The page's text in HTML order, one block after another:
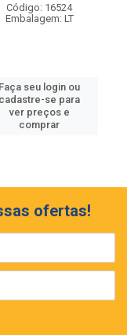
Código: 16524
Embalagem: LT
Faça seu login ou
cadastre-se para
ver preços e
comprar
ofertas!